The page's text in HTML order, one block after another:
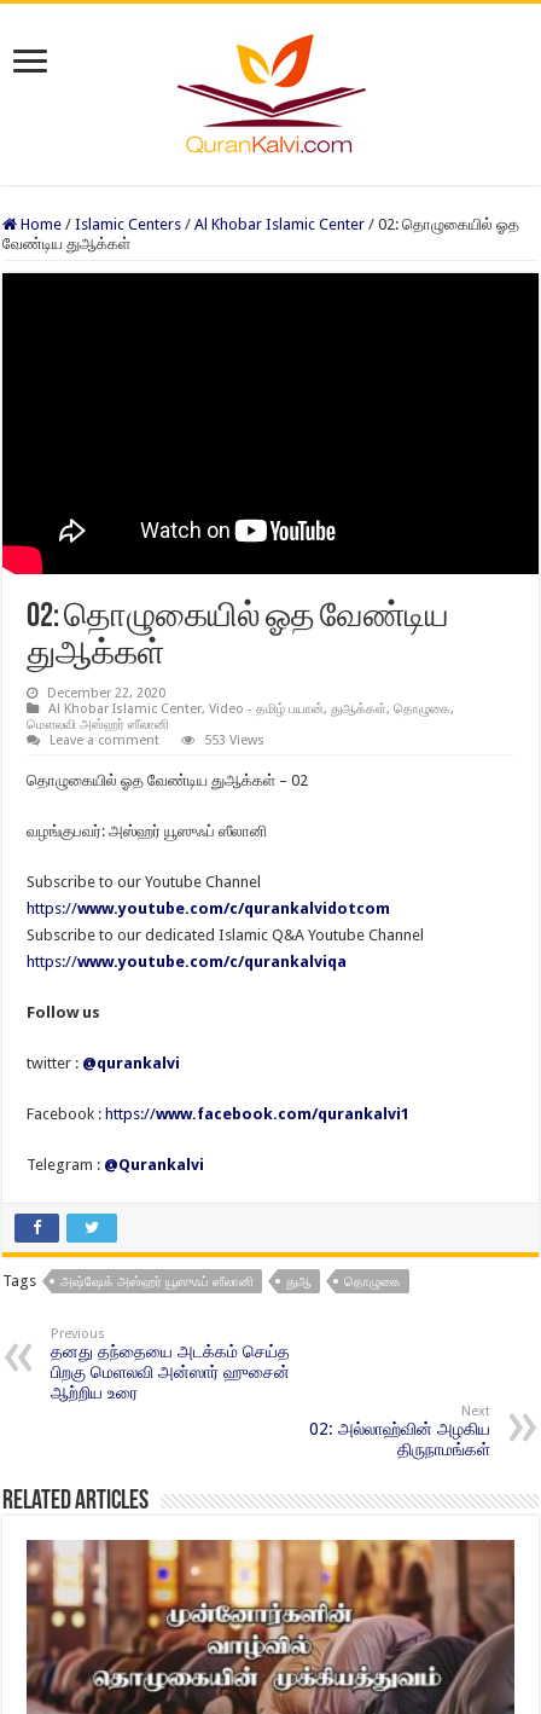
Home / Islamic Centers / Al Khobar Islamic Center / 02: தொழுகையில் ஓத
வேண்டிய துஆக்கள்
02: தொழுகையில் ஓத வேண்டிய
துஆக்கள்
December 22, 2020
Al Khobar Islamic Center,Video - தமிழ் பயான்,துஆக்கள்,தொழுகை,
மௌலவி அஸ்ஹர் ஸீலானி
Leave a comment
553 Views
தொழுகையில் ஓத வேண்டிய துஆக்கள் – 02
வழங்குபவர்: அஸ்ஹர் யூஸுஃப் ஸீலானி
Subscribe to our Youtube Channel
https://www.youtube.com/c/qurankalvidotcom
Subscribe to our dedicated Islamic Q&A Youtube Channel
https://www.youtube.com/c/qurankalviqa
Follow us
twitter : @qurankalvi
Facebook : https://www.facebook.com/qurankalvi1
Telegram : @Qurankalvi
Tags அஷ்ஷேக் அஸ்ஹர் யூஸுஃப் ஸீலானி துஆ தொழுகை
Previous
தனது தந்தையை அடக்கம் செய்த
பிறகு மெளலவி அன்ஸார் ஹுசைன்
ஆற்றிய உரை
Next
02: அல்லாஹ்வின் அழகிய
திருநாமங்கள்
Related Articles